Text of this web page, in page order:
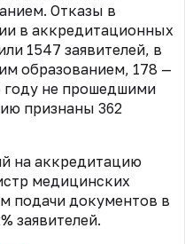
Отказы в
в аккредитационных
1547 заявителей, в
образованием, 178 —
году не прошедшими
признаны 362
на аккредитацию
медицинских
подачи документов в
заявителей.